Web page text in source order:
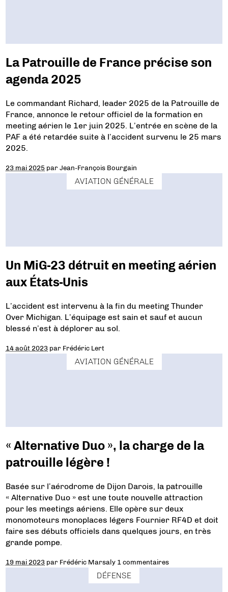
La Patrouille de France précise son
agenda 2025
Le commandant Richard, leader 2025 de la Patrouille de
France, annonce le retour officiel de la formation en
meeting aérien le 1er juin 2025. L’entrée en scène de la
PAF a été retardée suite à l’accident survenu le 25 mars
2025.
23 mai 2025 parJean-François Bourgain
AVIATION GÉNÉRALE
Un MiG-23 détruit en meeting aérien
aux États-Unis
L’accident est intervenu à la fin du meeting Thunder
Over Michigan. L’équipage est sain et sauf et aucun
blessé n’est à déplorer au sol.
14 août 2023 par Frédéric Lert
AVIATION GÉNÉRALE
« Alternative Duo », la charge de la
patrouille légère !
Basée sur l’aérodrome de Dijon Darois, la patrouille
« Alternative Duo » est une toute nouvelle attraction
pour les meetings aériens. Elle opère sur deux
monomoteurs monoplaces légers Fournier RF4D et doit
faire ses débuts officiels dans quelques jours, en très
grande pompe.
19 mai 2023 par Frédéric Marsaly 1 commentaires
DÉFENSE